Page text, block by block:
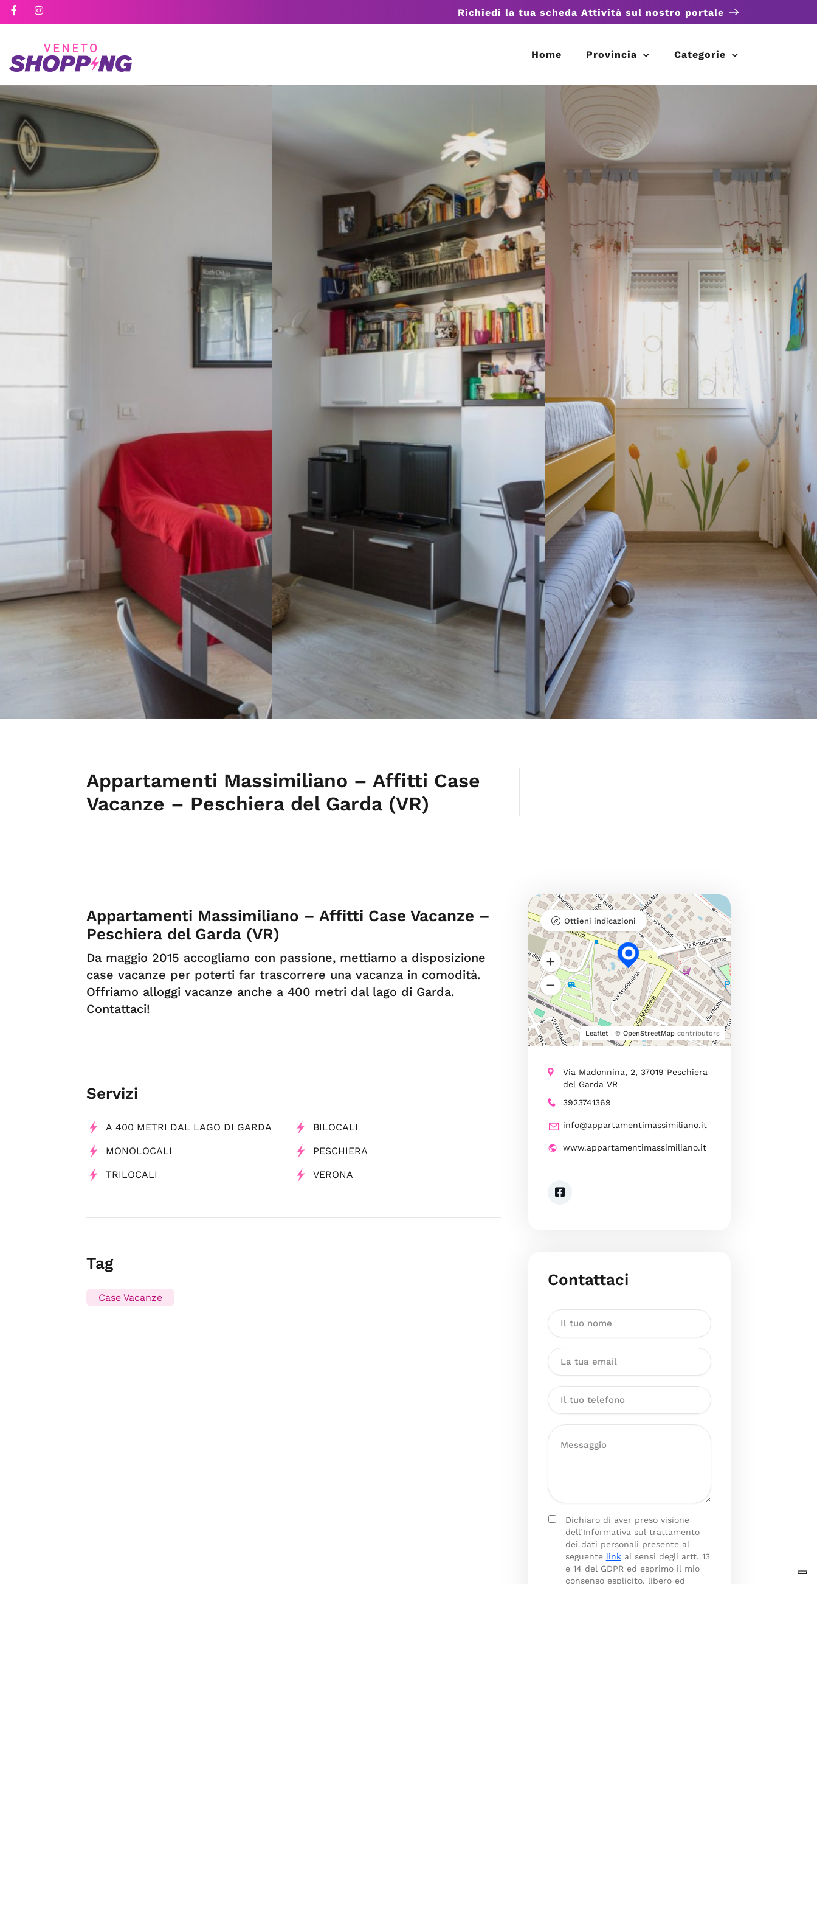
Richiedi la tua scheda Attività sul nostro portale
Home Provincia Categorie
Appartamenti Massimiliano – Affitti Case
Vacanze – Peschiera del Garda (VR)
Appartamenti Massimiliano – Affitti Case Vacanze –
Peschiera del Garda (VR)
Da maggio 2015 accogliamo con passione, mettiamo a disposizione
case vacanze per poterti far trascorrere una vacanza in comodità.
Offriamo alloggi vacanze anche a 400 metri dal lago di Garda.
Contattaci!
Servizi
A 400 METRI DAL LAGO DI GARDA BILOCALI
MONOLOCALI PESCHIERA
TRILOCALI VERONA
Tag
Case Vacanze
Leaflet| © OpenStreetMapcontributors
Ottieni indicazioni
Via Madonnina, 2, 37019 Peschiera
del Garda VR
3923741369
info@appartamentimassimiliano.it
www.appartamentimassimiliano.it
Contattaci
Dichiaro di aver preso visione
dell’Informativa sul trattamento
dei dati personali presente al
seguente linkai sensi degli artt. 13
e 14 del GDPR ed esprimo il mio
consenso esplicito, libero ed